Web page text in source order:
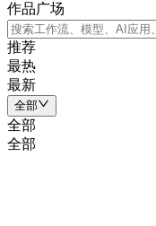
作品广场
推荐
最热
最新
全部
全部
全部